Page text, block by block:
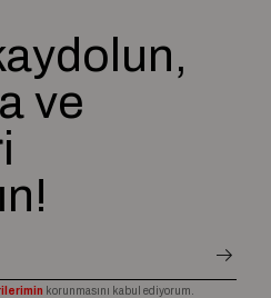
ve
korunmasını kabul ediyorum.